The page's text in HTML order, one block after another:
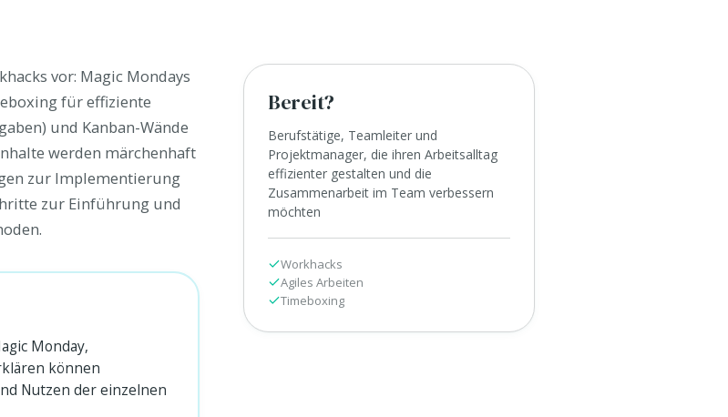
vor: Magic Mondays
für effiziente
und Kanban-Wände
werden märchenhaft
zur Implementierung
zur Einführung und
Monday,
können
Nutzen der einzelnen
Bereit?
Berufstätige, Teamleiter und
Projektmanager, die ihren Arbeitsalltag
effizienter gestalten und die
Zusammenarbeit im Team verbessern
möchten
Workhacks
Agiles Arbeiten
Timeboxing